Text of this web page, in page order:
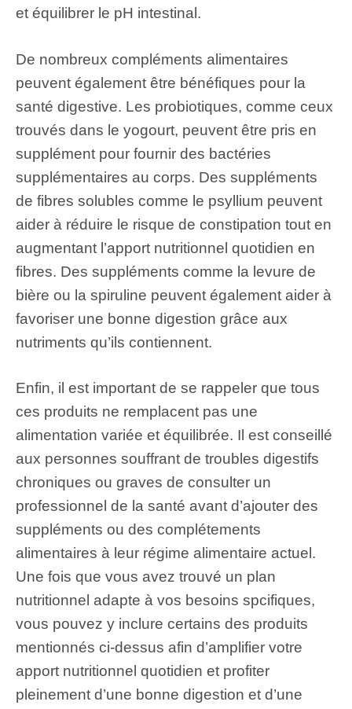
et équilibrer le pH intestinal.
De nombreux compléments alimentaires
peuvent également être bénéfiques pour la
santé digestive. Les probiotiques, comme ceux
trouvés dans le yogourt, peuvent être pris en
supplément pour fournir des bactéries
supplémentaires au corps. Des suppléments
de fibres solubles comme le psyllium peuvent
aider à réduire le risque de constipation tout en
augmentant l’apport nutritionnel quotidien en
fibres. Des suppléments comme la levure de
bière ou la spiruline peuvent également aider à
favoriser une bonne digestion grâce aux
nutriments qu’ils contiennent.
Enfin, il est important de se rappeler que tous
ces produits ne remplacent pas une
alimentation variée et équilibrée. Il est conseillé
aux personnes souffrant de troubles digestifs
chroniques ou graves de consulter un
professionnel de la santé avant d’ajouter des
suppléments ou des complétements
alimentaires à leur régime alimentaire actuel.
Une fois que vous avez trouvé un plan
nutritionnel adapte à vos besoins spcifiques,
vous pouvez y inclure certains des produits
mentionnés ci-dessus afin d’amplifier votre
apport nutritionnel quotidien et profiter
pleinement d’une bonne digestion et d’une